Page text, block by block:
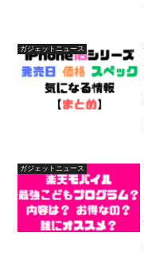
ガジェットニュース
ガジェットニュース